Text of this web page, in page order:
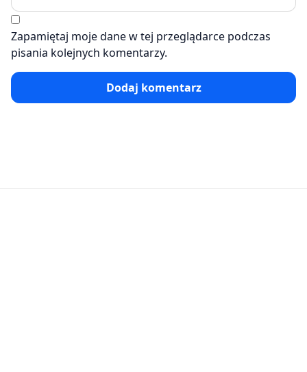
Zapamiętaj moje dane w tej przeglądarce podczas
pisania kolejnych komentarzy.
Dodaj komentarz